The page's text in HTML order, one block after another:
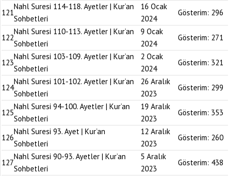
121
Nahl Suresi 114-118. Ayetler | Kur’an
Sohbetleri
16 Ocak
2024
Gösterim: 296
122
Nahl Suresi 110-113. Ayetler | Kur’an
Sohbetleri
9 Ocak
2024
Gösterim: 271
123
Nahl Suresi 103-109. Ayetler | Kur’an
Sohbetleri
2 Ocak
2024
Gösterim: 321
124
Nahl Suresi 101-102. Ayetler | Kur’an
Sohbetleri
26 Aralık
2023
Gösterim: 299
125
Nahl Suresi 94-100. Ayetler | Kur’an
Sohbetleri
19 Aralık
2023
Gösterim: 353
126
Nahl Suresi 93. Ayet | Kur’an
Sohbetleri
12 Aralık
2023
Gösterim: 260
127
Nahl Suresi 90-93. Ayetler | Kur’an
Sohbetleri
5 Aralık
2023
Gösterim: 438